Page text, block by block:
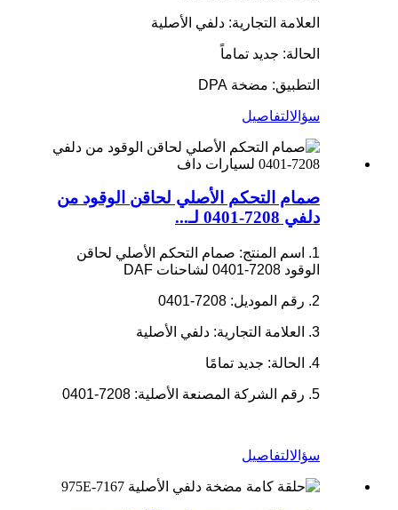
العلامة التجارية: دلفي الأصلية
الحالة: جديد تماماً
التطبيق: مضخة DPA
سؤالالتفاصيل
صمام التحكم الأصلي لحاقن الوقود من
دلفي 7208-0401 لـ...
1. اسم المنتج: صمام التحكم الأصلي لحاقن
الوقود 7208-0401 لشاحنات DAF
2. رقم الموديل: 7208-0401
3. العلامة التجارية: دلفي الأصلية
4. الحالة: جديد تمامًا
5. رقم الشركة المصنعة الأصلية: 7208-0401
سؤالالتفاصيل